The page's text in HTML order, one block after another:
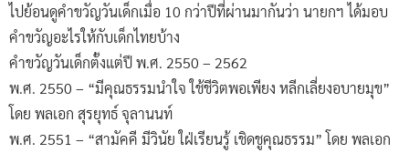
ไปย้อนดูคำขวัญวันเด็กเมื่อ 10 กว่าปีที่ผ่านมากันว่า นายกฯ ได้มอบ
คำขวัญอะไรให้กับเด็กไทยบ้าง
คำขวัญวันเด็กตั้งแต่ปี พ.ศ. 2550 – 2562
พ.ศ. 2550 – “มีคุณธรรมนำใจ ใช้ชีวิตพอเพียง หลีกเลี่ยงอบายมุข”
โดย พลเอก สุรยุทธ์ จุลานนท์
พ.ศ. 2551 – “สามัคคี มีวินัย ใฝ่เรียนรู้ เชิดชูคุณธรรม” โดย พลเอก